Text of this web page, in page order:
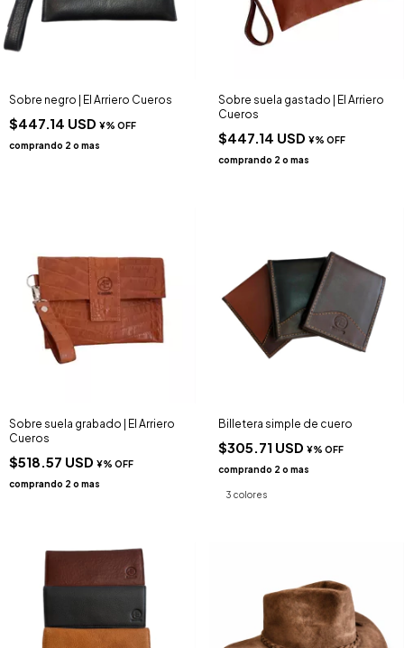
Sobre negro | El Arriero Cueros
$447.14 USD
Sobre suela gastado | El Arriero
Cueros
$447.14 USD
Sobre suela grabado | El Arriero
Cueros
$518.57 USD
Billetera simple de cuero
$305.71 USD
3 colores